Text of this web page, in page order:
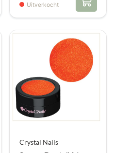
Uitverkocht
Crystal Nails